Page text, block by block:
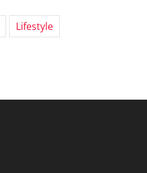
Lifestyle